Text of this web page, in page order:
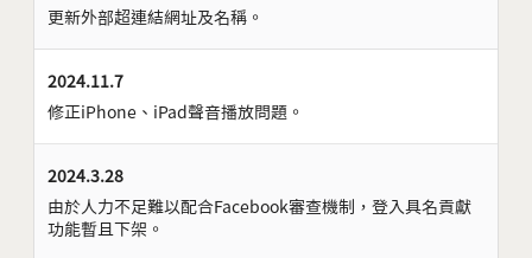
更新外部超連結網址及名稱。
2024.11.7
修正iPhone、iPad聲音播放問題。
2024.3.28
由於人力不足難以配合Facebook審查機制，登入具名貢獻
功能暫且下架。